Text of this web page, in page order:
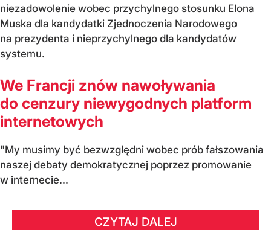
niezadowolenie wobec przychylnego stosunku Elona
Muska dla kandydatki Zjednoczenia Narodowego
na prezydenta i nieprzychylnego dla kandydatów
systemu.
We Francji znów nawoływania
do cenzury niewygodnych platform
internetowych
"My musimy być bezwzględni wobec prób fałszowania
naszej debaty demokratycznej poprzez promowanie
w internecie...
CZYTAJ DALEJ